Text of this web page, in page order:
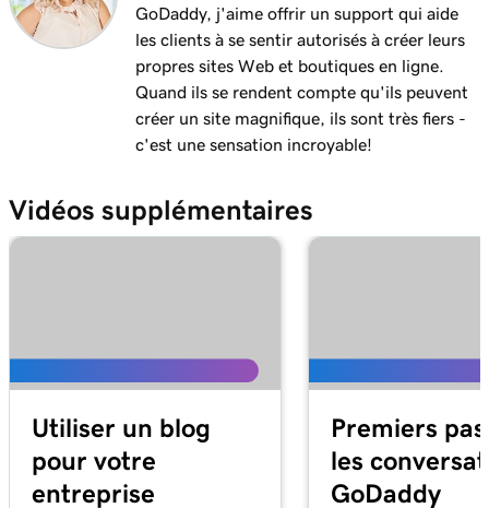
GoDaddy, j'aime offrir un support qui aide
les clients à se sentir autorisés à créer leurs
propres sites Web et boutiques en ligne.
Quand ils se rendent compte qu'ils peuvent
créer un site magnifique, ils sont très fiers -
c'est une sensation incroyable!
Vidéos supplémentaires
Utiliser un blog
pour votre
entreprise
Premiers
les
GoDaddy